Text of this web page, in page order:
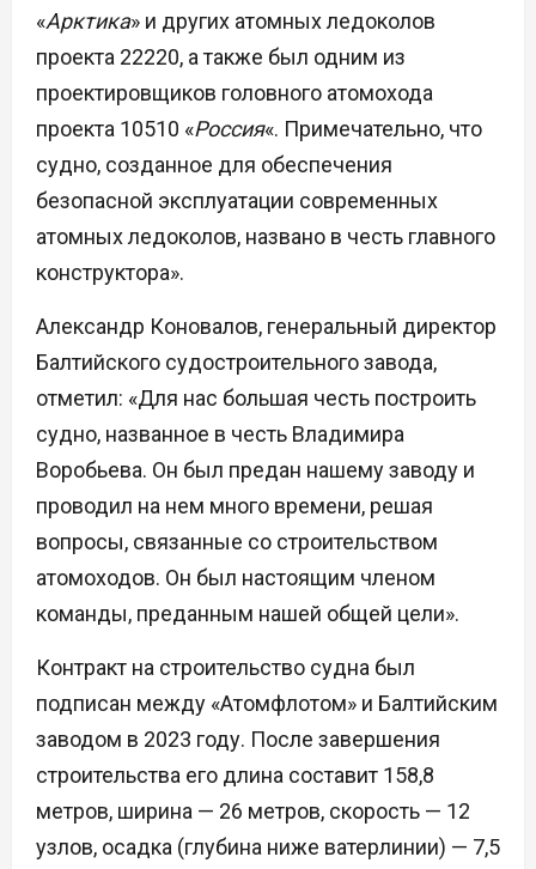
«Арктика» и других атомных ледоколов
проекта 22220, а также был одним из
проектировщиков головного атомохода
проекта 10510 «Россия«. Примечательно, что
судно, созданное для обеспечения
безопасной эксплуатации современных
атомных ледоколов, названо в честь главного
конструктора».
Александр Коновалов, генеральный директор
Балтийского судостроительного завода,
отметил: «Для нас большая честь построить
судно, названное в честь Владимира
Воробьева. Он был предан нашему заводу и
проводил на нем много времени, решая
вопросы, связанные со строительством
атомоходов. Он был настоящим членом
команды, преданным нашей общей цели».
Контракт на строительство судна был
подписан между «Атомфлотом» и Балтийским
заводом в 2023 году. После завершения
строительства его длина составит 158,8
метров, ширина — 26 метров, скорость — 12
узлов, осадка (глубина ниже ватерлинии) — 7,5